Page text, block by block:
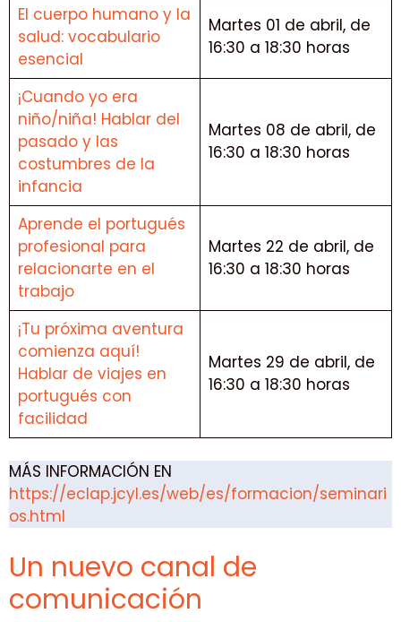
El cuerpo humano y la
salud: vocabulario
esencial
Martes 01 de abril, de
16:30 a 18:30 horas
¡Cuando yo era
niño/niña! Hablar del
pasado y las
costumbres de la
infancia
Martes 08 de abril, de
16:30 a 18:30 horas
Aprende el portugués
profesional para
relacionarte en el
trabajo
Martes 22 de abril, de
16:30 a 18:30 horas
¡Tu próxima aventura
comienza aquí!
Hablar de viajes en
portugués con
facilidad
Martes 29 de abril, de
16:30 a 18:30 horas
MÁS INFORMACIÓN EN
https://eclap.jcyl.es/web/es/formacion/seminari
os.html
Un nuevo canal de
comunicación